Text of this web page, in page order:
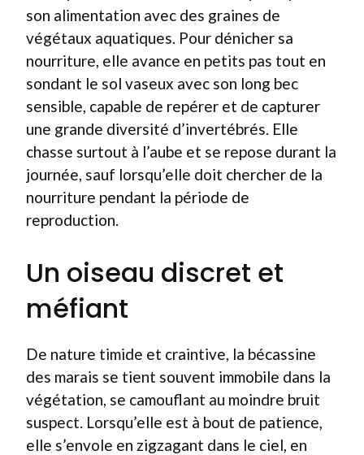
son alimentation avec des graines de
végétaux aquatiques. Pour dénicher sa
nourriture, elle avance en petits pas tout en
sondant le sol vaseux avec son long bec
sensible, capable de repérer et de capturer
une grande diversité d’invertébrés. Elle
chasse surtout à l’aube et se repose durant la
journée, sauf lorsqu’elle doit chercher de la
nourriture pendant la période de
reproduction.
Un oiseau discret et
méfiant
De nature timide et craintive, la bécassine
des marais se tient souvent immobile dans la
végétation, se camouflant au moindre bruit
suspect. Lorsqu’elle est à bout de patience,
elle s’envole en zigzagant dans le ciel, en